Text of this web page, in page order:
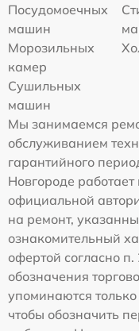
Посудомоечных
машин
Морозильных
камер
Сушильных
машин
Мы занимаемся
обслуживанием
гарантийного
Новгороде
официальной
на ремонт,
ознакомительный
офертой согласно
обозначения
упоминаются
чтобы обозначить